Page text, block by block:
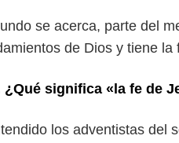
se acerca, parte del
de Dios y tiene la
significa «la fe de
los adventistas del